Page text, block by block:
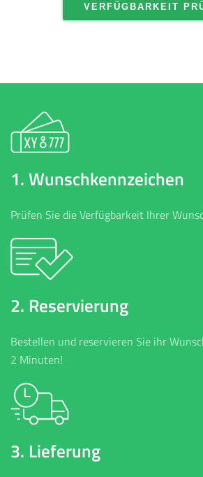
VERFÜGBARKEIT
1. Wunschkennzeichen
Prüfen Sie die Verfügbarkeit Ihrer
2. Reservierung
Bestellen und reservieren Sie ihr
2 Minuten!
3. Lieferung